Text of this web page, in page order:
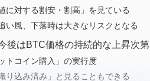
に対する割安・割高」を見ている
い風、下落時は大きなリスクとなる
後はBTC価格の持続的な上昇次第
トコイン購入」の実行度
り込み済み」と見ることもできる